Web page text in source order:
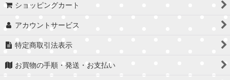
ショッピングカート
アカウントサービス
特定商取引法表示
お買物の手順・発送・お支払い